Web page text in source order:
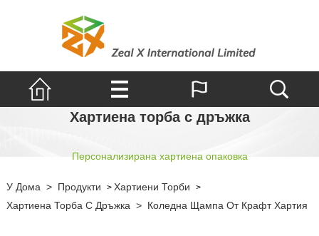
Хартиена торба с дръжка
Персонализирана хартиена опаковка
У Дома > Продукти > Хартиени Торби >
Хартиена Торба С Дръжка > Коледна Щампа От Крафт Хартия